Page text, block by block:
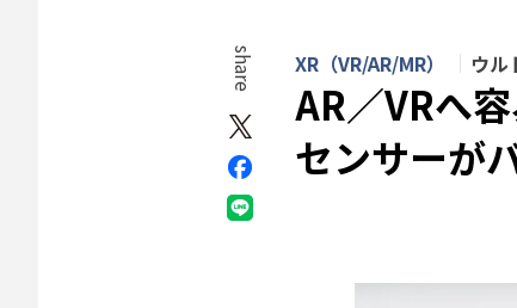
XR（VR/AR/MR） ウル
AR／VRへ
センサーが
share